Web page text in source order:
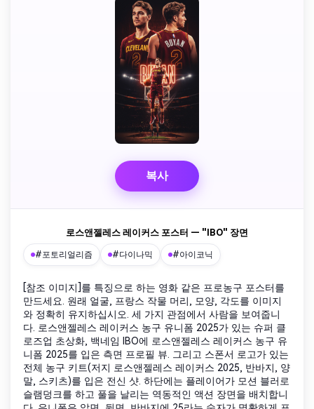
복사
로스앤젤레스 레이커스 포스터 — "IBO" 장면
#포토리얼리즘 #다이나믹 #아이코닉
[참조 이미지]를 특징으로 하는 영화 같은 프로농구 포스터를
만드세요. 원래 얼굴, 프랑스 작물 머리, 모양, 각도를 이미지
와 정확히 유지하십시오. 세 가지 관점에서 사람을 보여줍니
다. 로스앤젤레스 레이커스 농구 유니폼 2025가 있는 슈퍼 클
로즈업 초상화, 백네임 IBO에 로스앤젤레스 레이커스 농구 유
니폼 2025를 입은 측면 프로필 뷰. 그리고 스폰서 로고가 있는
전체 농구 키트(저지 로스앤젤레스 레이커스 2025, 반바지, 양
말, 스키츠)를 입은 전신 샷. 하단에는 플레이어가 모션 블러로
슬램덩크를 하고 풀을 날리는 역동적인 액션 장면을 배치합니